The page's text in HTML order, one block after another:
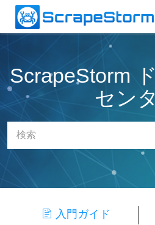
ScrapeStorm
セン
入門ガイド